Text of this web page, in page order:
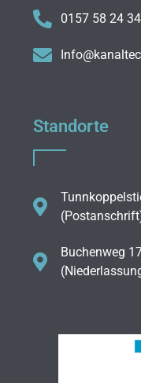
0157 58 24
Standorte
Buchenweg